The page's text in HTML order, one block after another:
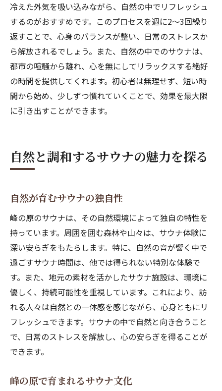
冷えた外気を吸い込みながら、自然の中でリフレッシュ
するのがおすすめです。このプロセスを週に2〜3回繰り
返すことで、心身のバランスが整い、日常のストレスか
ら解放されるでしょう。また、自然の中でのサウナは、
都市の喧騒から離れ、心を無にしてリラックスする絶好
の時間を提供してくれます。初心者は無理せず、短い時
間から始め、少しずつ慣れていくことで、効果を最大限
に引き出すことができます。
自然と調和するサウナの魅力を探る
自然が育むサウナの独自性
峰の原のサウナは、その自然環境によって独自の特性を
持っています。周囲を囲む森林や山々は、サウナ体験に
深い安らぎをもたらします。特に、自然の音が響く中で
過ごすサウナ時間は、他では得られない特別な体験で
す。また、地元の素材を活かしたサウナ施設は、環境に
優しく、持続可能性を重視しています。これにより、訪
れる人々は自然との一体感を感じながら、心身ともにリ
フレッシュできます。サウナの中で自然と向き合うこと
で、日常のストレスを解放し、心の安らぎを得ることが
できます。
峰の原で育まれるサウナ文化